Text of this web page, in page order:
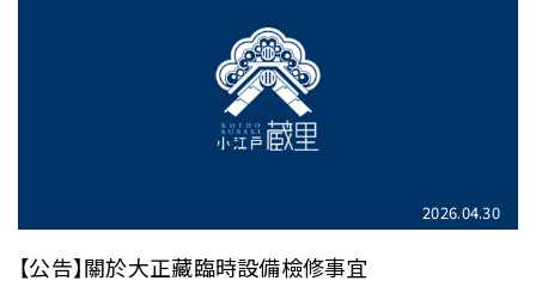
2026.04.30
【公告】關於大正藏臨時設備檢修事宜